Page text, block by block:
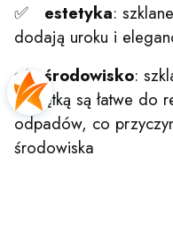
✅ estetyka:
dodają uroku i
✅ środowisko:
zakrętką są łatwe do
odpadów, co
środowiska